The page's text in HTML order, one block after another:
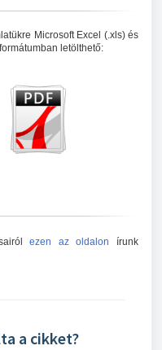
Microsoft Excel (.xls) és
letölthető:
ezen az oldalon írunk
a cikket?